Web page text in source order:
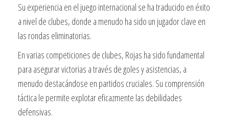
Su experiencia en el juego internacional se ha traducido en éxito
a nivel de clubes, donde a menudo ha sido un jugador clave en
las rondas eliminatorias.
En varias competiciones de clubes, Rojas ha sido fundamental
para asegurar victorias a través de goles y asistencias, a
menudo destacándose en partidos cruciales. Su comprensión
táctica le permite explotar eficazmente las debilidades
defensivas.